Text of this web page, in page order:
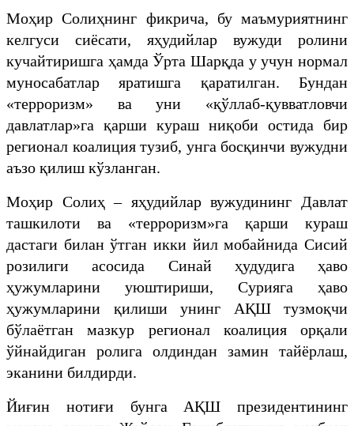
Моҳир Солиҳнинг фикрича, бу маъмуриятнинг
келгуси сиёсати, яҳудийлар вужуди ролини
кучайтиришга ҳамда Ўрта Шарқда у учун нормал
муносабатлар яратишга қаратилган. Бундан
«терроризм» ва уни «қўллаб-қувватловчи
давлатлар»га қарши кураш ниқоби остида бир
регионал коалиция тузиб, унга босқинчи вужудни
аъзо қилиш кўзланган.
Моҳир Солиҳ – яҳудийлар вужудининг Давлат
ташкилоти ва «терроризм»га қарши кураш
дастаги билан ўтган икки йил мобайнида Сисий
розилиги асосида Синай ҳудудига ҳаво
ҳужумларини уюштириши, Сурияга ҳаво
ҳужумларини қилиши унинг АҚШ тузмоқчи
бўлаётган мазкур регионал коалиция орқали
ўйнайдиган ролига олдиндан замин тайёрлаш,
эканини билдирди.
Йиғин нотиғи бунга АҚШ президентининг